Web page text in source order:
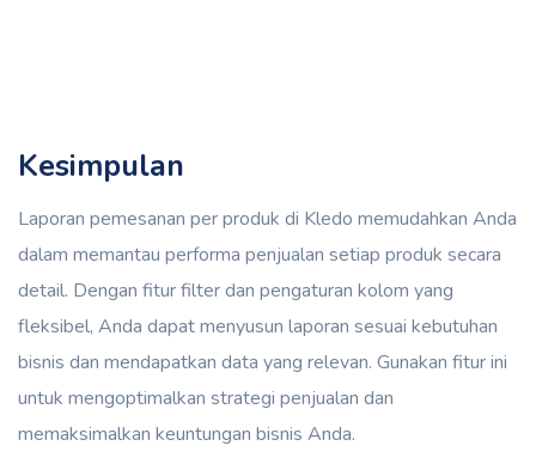
Kesimpulan
Laporan pemesanan per produk di Kledo memudahkan Anda
dalam memantau performa penjualan setiap produk secara
detail. Dengan fitur filter dan pengaturan kolom yang
fleksibel, Anda dapat menyusun laporan sesuai kebutuhan
bisnis dan mendapatkan data yang relevan. Gunakan fitur ini
untuk mengoptimalkan strategi penjualan dan
memaksimalkan keuntungan bisnis Anda.